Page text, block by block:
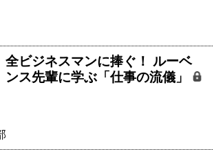
全ビジネスマンに捧ぐ！ ルーベ
ンス先輩に学ぶ「仕事の流儀」